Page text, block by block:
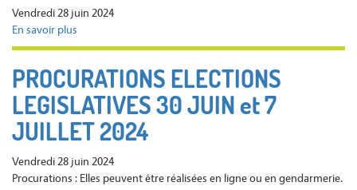
Vendredi 28 juin 2024
En savoir plus
HORAIRES
DE
VOTE
ELECTIONS
LEGISLATIVES
30
JUIN
PROCURATIONS ELECTIONS
LEGISLATIVES 30 JUIN et 7
JUILLET 2024
Vendredi 28 juin 2024
Procurations : Elles peuvent être réalisées en ligne ou en gendarmerie.